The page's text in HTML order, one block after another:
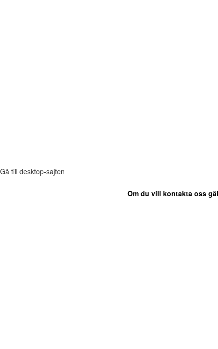
Gå till desktop-sajten
Om du vill kontakta oss